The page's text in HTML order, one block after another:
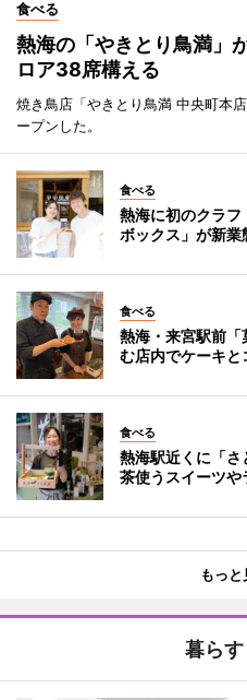
食べる
熱海の「やきとり鳥満
ロア38席構える
焼き鳥店「やきとり鳥満 中央町本
ープンした。
食べる
熱海に初のクラ
ボックス」が新業
食べる
熱海・来宮駅前
む店内でケーキと
食べる
熱海駅近くに「
茶使うスイーツや
もっと
暮らす